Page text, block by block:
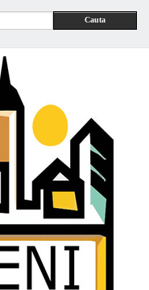
Cauta